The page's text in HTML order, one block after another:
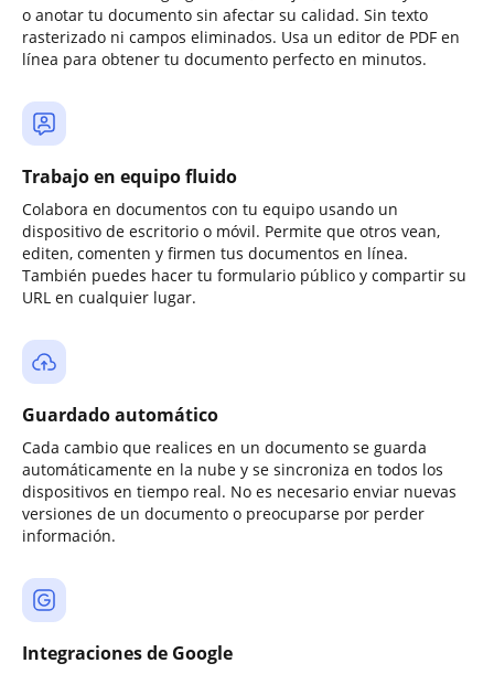
o anotar tu documento sin afectar su calidad. Sin texto
rasterizado ni campos eliminados. Usa un editor de PDF en
línea para obtener tu documento perfecto en minutos.
Trabajo en equipo fluido
Colabora en documentos con tu equipo usando un
dispositivo de escritorio o móvil. Permite que otros vean,
editen, comenten y firmen tus documentos en línea.
También puedes hacer tu formulario público y compartir su
URL en cualquier lugar.
Guardado automático
Cada cambio que realices en un documento se guarda
automáticamente en la nube y se sincroniza en todos los
dispositivos en tiempo real. No es necesario enviar nuevas
versiones de un documento o preocuparse por perder
información.
Integraciones de Google